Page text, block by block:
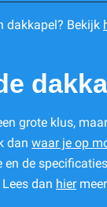
dakkapel? Bekijk
grote klus,
dan waar je op
de
dan hier